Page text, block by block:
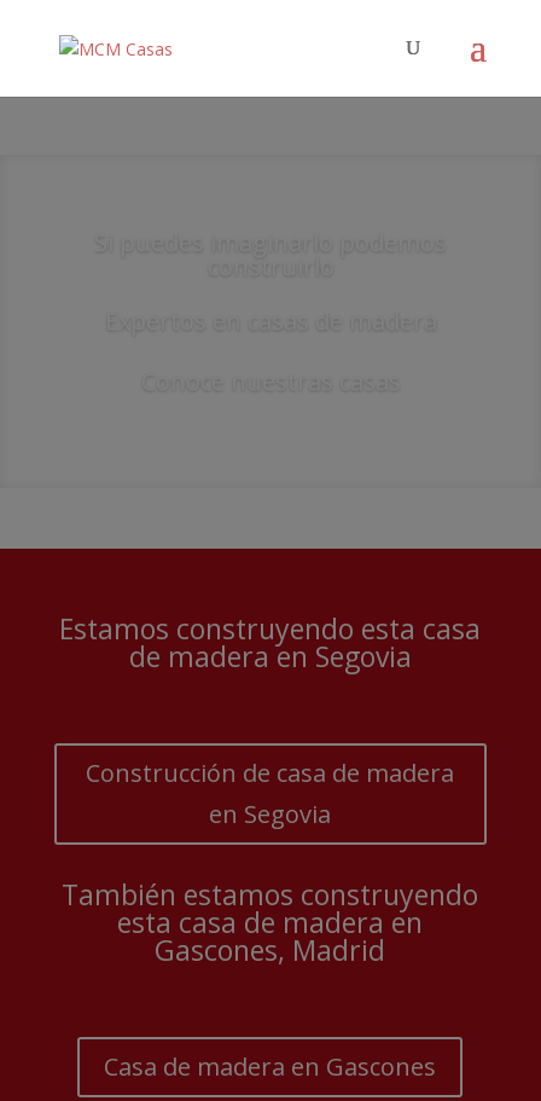
Estamos construyendo esta casa
de madera en Segovia
Construcción de casa de madera
en Segovia
También estamos construyendo
esta casa de madera en
Gascones, Madrid
Casa de madera en Gascones